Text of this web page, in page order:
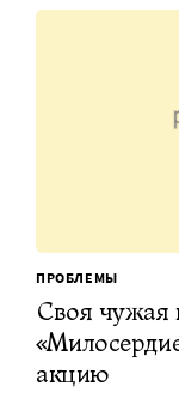
ПРОБЛЕМЫ
Своя чужая
акцию